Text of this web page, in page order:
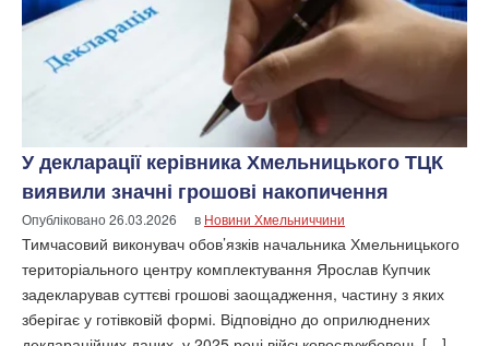
У декларації керівника Хмельницького ТЦК
виявили значні грошові накопичення
Опубліковано26.03.2026 в Новини Хмельниччини
Тимчасовий виконувач обов’язків начальника Хмельницького
територіального центру комплектування Ярослав Купчик
задекларував суттєві грошові заощадження, частину з яких
зберігає у готівковій формі. Відповідно до оприлюднених